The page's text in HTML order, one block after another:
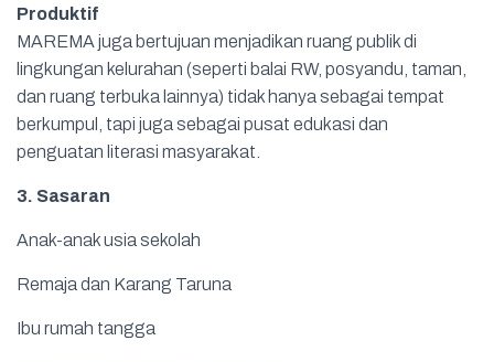
Produktif
MAREMA juga bertujuan menjadikan ruang publik di
lingkungan kelurahan (seperti balai RW, posyandu, taman,
dan ruang terbuka lainnya) tidak hanya sebagai tempat
berkumpul, tapi juga sebagai pusat edukasi dan
penguatan literasi masyarakat.
3. Sasaran
Anak-anak usia sekolah
Remaja dan Karang Taruna
Ibu rumah tangga